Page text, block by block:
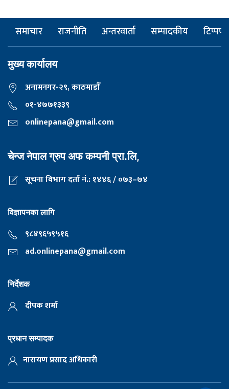
समाचार राजनीति अन्तरवार्ता सम्पादकीय टिप्पणी
मुख्य कार्यालय
अनामनगर-२९, काठमाडाैँ
०१-४७७१३३९
onlinepana@gmail.com
चेन्ज नेपाल ग्रुप अफ कम्पनी प्रा.लि,
सूचना विभाग दर्ता नं.: १४४६ / ०७३–७४
विज्ञापनका लागि
९८४९६५९५१६
ad.onlinepana@gmail.com
निर्देशक
दीपक शर्मा
प्रधान सम्पादक
नारायण प्रसाद अधिकारी